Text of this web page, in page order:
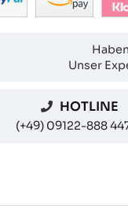
Unser
HOTLINE
(+49) 09122-888